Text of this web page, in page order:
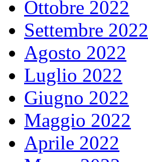
Ottobre 2022
Settembre 2022
Agosto 2022
Luglio 2022
Giugno 2022
Maggio 2022
Aprile 2022